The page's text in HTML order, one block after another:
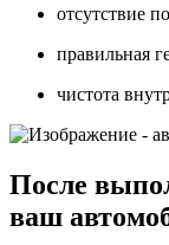
отсутствие
правильная
чистота
После
ваш